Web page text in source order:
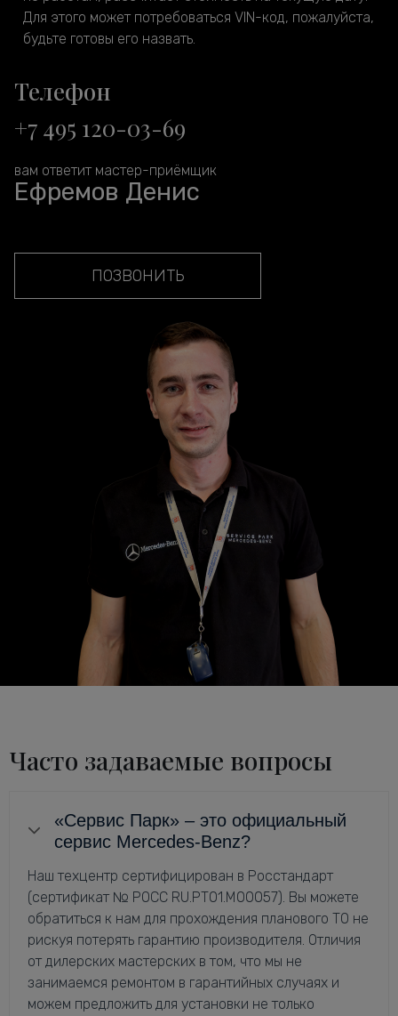
Для этого может потребоваться VIN-код, пожалуйста,
будьте готовы его назвать.
Телефон
+7 495 120-03-69
вам ответит мастер-приёмщик
Ефремов Денис
ПОЗВОНИТЬ
Часто задаваемые вопросы
«Сервис Парк» – это официальный
сервис Mercedes-Benz?
Наш техцентр сертифицирован в Росстандарт
(сертификат № РОСС RU.РТ01.М00057). Вы можете
обратиться к нам для прохождения планового ТО не
рискуя потерять гарантию производителя. Отличия
от дилерских мастерских в том, что мы не
занимаемся ремонтом в гарантийных случаях и
можем предложить для установки не только